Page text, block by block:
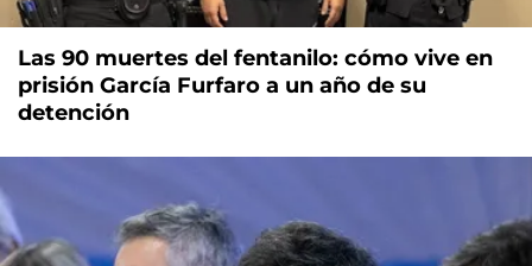
Las 90 muertes del fentanilo: cómo vive en
prisión García Furfaro a un año de su
detención